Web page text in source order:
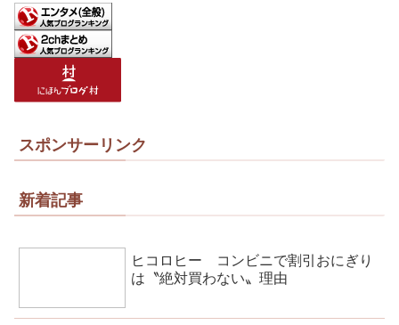
スポンサーリンク
新着記事
ヒコロヒー コンビニで割引おにぎり
は〝絶対買わない〟理由